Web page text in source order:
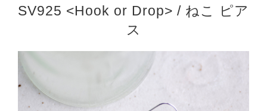
SV925 <Hook or Drop> / ねこ ピア
ス